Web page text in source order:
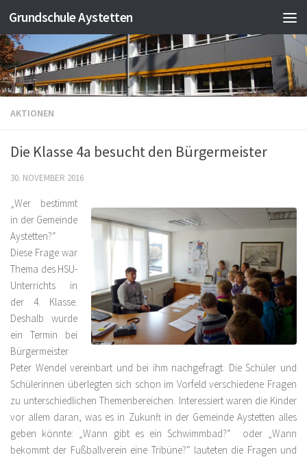
Zum Inhalt springen
Grundschule Aystetten
AKTIONEN
Die Klasse 4a besucht den Bürgermeister
30. NOVEMBER 2016
„Wer bestimmt
in der Gemeinde
Aystetten?“
Diese Frage war
Thema des HSU-
Unterrichts in
der 4. Klasse.
Deshalb wurde
ein Termin bei
Bürgermeister
Peter Wendel vereinbart und bei ihm nachgefragt. Die Schüler und
Schülerinnen überlegten sich schon im Vorfeld verschiedene Fragen
zu unterschiedlichen Themenbereichen. Interessiert waren die Kinder
vor allem daran, was es in Zukunft in der Gemeinde Aystetten alles
geben könnte: „Wann gibt es ein Schwimmbad?“ oder „Wann
bekommt der Fußballverein eine Tribüne?“ lauteten die Fragen und